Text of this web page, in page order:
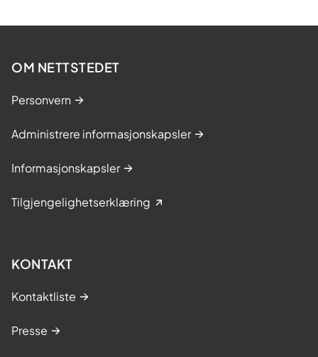
OM NETTSTEDET
Personvern
Administrere informasjonskapsler
Informasjonskapsler
Tilgjengelighetserklæring
KONTAKT
Kontaktliste
Presse